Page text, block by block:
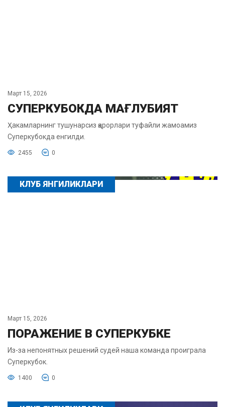
Март 15, 2026
СУПЕРКУБОКДА МАҒЛУБИЯТ
Ҳакамларнинг тушунарсиз қарорлари туфайли жамоамиз
Суперкубокда енгилди.
2455 0
КЛУБ ЯНГИЛИКЛАРИ
Март 15, 2026
ПОРАЖЕНИЕ В СУПЕРКУБКЕ
Из-за непонятных решений судей наша команда проиграла
Суперкубок.
1400 0